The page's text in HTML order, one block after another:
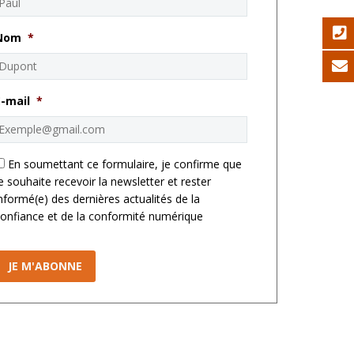
*
mail *
* En soumettant ce formulaire, je confirme que
souhaite recevoir la newsletter et rester
des dernières actualités de la
et de la conformité numérique